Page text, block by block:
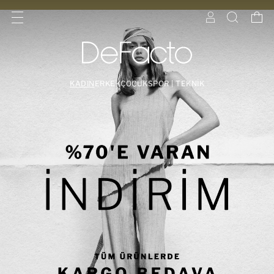
KADIN ERKEKÇOCUKSPOR | TEKNİK